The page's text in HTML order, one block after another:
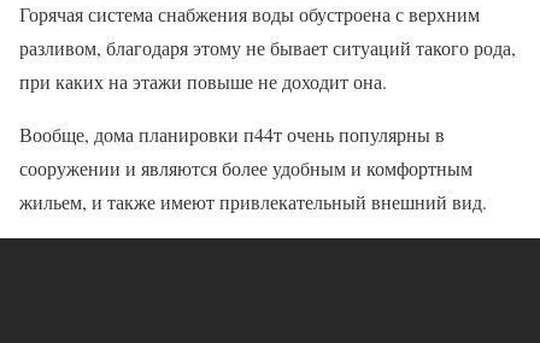
Горячая система снабжения воды обустроена с верхним
разливом, благодаря этому не бывает ситуаций такого рода,
при каких на этажи повыше не доходит она.
Вообще, дома планировки п44т очень популярны в
сооружении и являются более удобным и комфортным
жильем, и также имеют привлекательный внешний вид.